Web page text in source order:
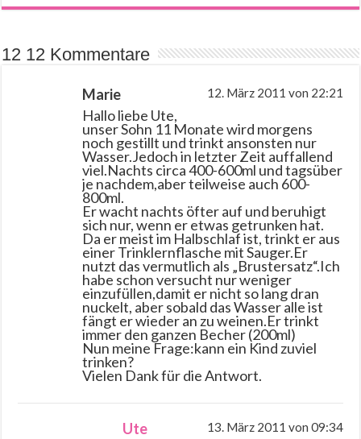
12 12 Kommentare
Marie 12. März 2011 von 22:21
Hallo liebe Ute,
unser Sohn 11 Monate wird morgens
noch gestillt und trinkt ansonsten nur
Wasser.Jedoch in letzter Zeit auffallend
viel.Nachts circa 400-600ml und tagsüber
je nachdem,aber teilweise auch 600-
800ml.
Er wacht nachts öfter auf und beruhigt
sich nur, wenn er etwas getrunken hat.
Da er meist im Halbschlaf ist, trinkt er aus
einer Trinklernflasche mit Sauger.Er
nutzt das vermutlich als „Brustersatz“.Ich
habe schon versucht nur weniger
einzufüllen,damit er nicht so lang dran
nuckelt, aber sobald das Wasser alle ist
fängt er wieder an zu weinen.Er trinkt
immer den ganzen Becher (200ml)
Nun meine Frage:kann ein Kind zuviel
trinken?
Vielen Dank für die Antwort.
Ute 13. März 2011 von 09:34